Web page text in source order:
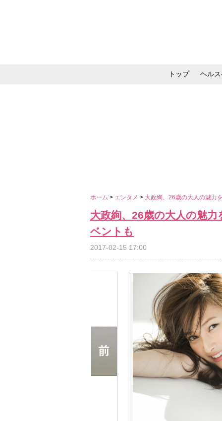
トップ ヘル
ホーム > エンタメ > 大政絢、26歳の大人の魅
大政絢、26歳の大人の魅
ベントも
2017-02-15 17:00